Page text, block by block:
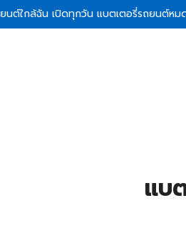
นต์ใกล้ฉัน เปิดทุกวัน แบตเตอรี่รถยนต์หม
แบ